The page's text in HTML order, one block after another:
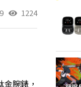
1224
金腕錶 ，